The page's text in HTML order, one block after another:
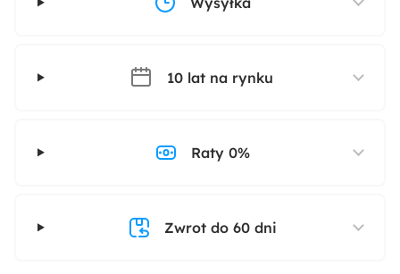
10 lat na rynku
Raty 0%
Zwrot do 60 dni